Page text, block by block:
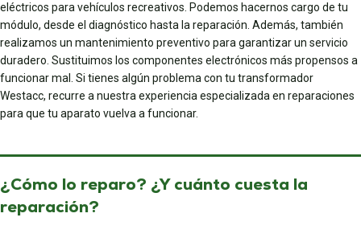
eléctricos para vehículos recreativos. Podemos hacernos cargo de tu
módulo, desde el diagnóstico hasta la reparación. Además, también
realizamos un mantenimiento preventivo para garantizar un servicio
duradero. Sustituimos los componentes electrónicos más propensos a
funcionar mal. Si tienes algún problema con tu transformador
Westacc, recurre a nuestra experiencia especializada en reparaciones
para que tu aparato vuelva a funcionar.
¿Cómo lo reparo? ¿Y cuánto cuesta la
reparación?